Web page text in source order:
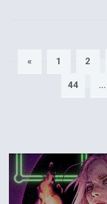
« 1 2
44 ...